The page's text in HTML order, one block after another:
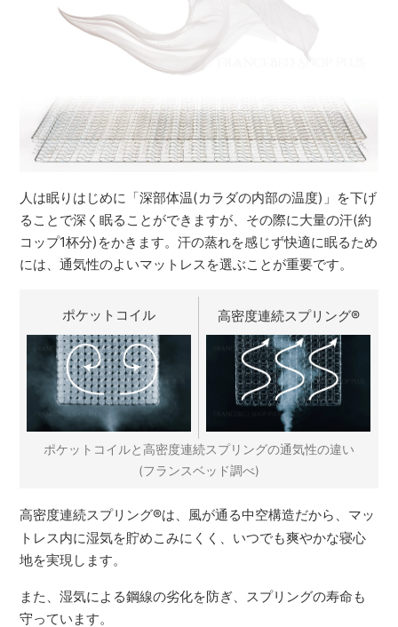
人は眠りはじめに「深部体温(カラダの内部の温度)」を下げ
ることで深く眠ることができますが、その際に大量の汗(約
コップ1杯分)をかきます。汗の蒸れを感じず快適に眠るため
には、通気性のよいマットレスを選ぶことが重要です。
ポケットコイル 高密度連続スプリング®
ポケットコイルと高密度連続スプリングの通気性の違い
(フランスベッド調べ)
高密度連続スプリング®は、風が通る中空構造だから、マッ
トレス内に湿気を貯めこみにくく、いつでも爽やかな寝心
地を実現します。
また、湿気による鋼線の劣化を防ぎ、スプリングの寿命も
守っています。